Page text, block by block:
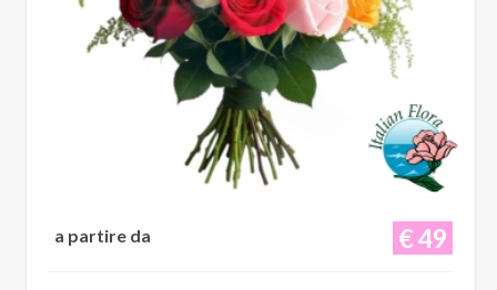
€ 49
a partire da